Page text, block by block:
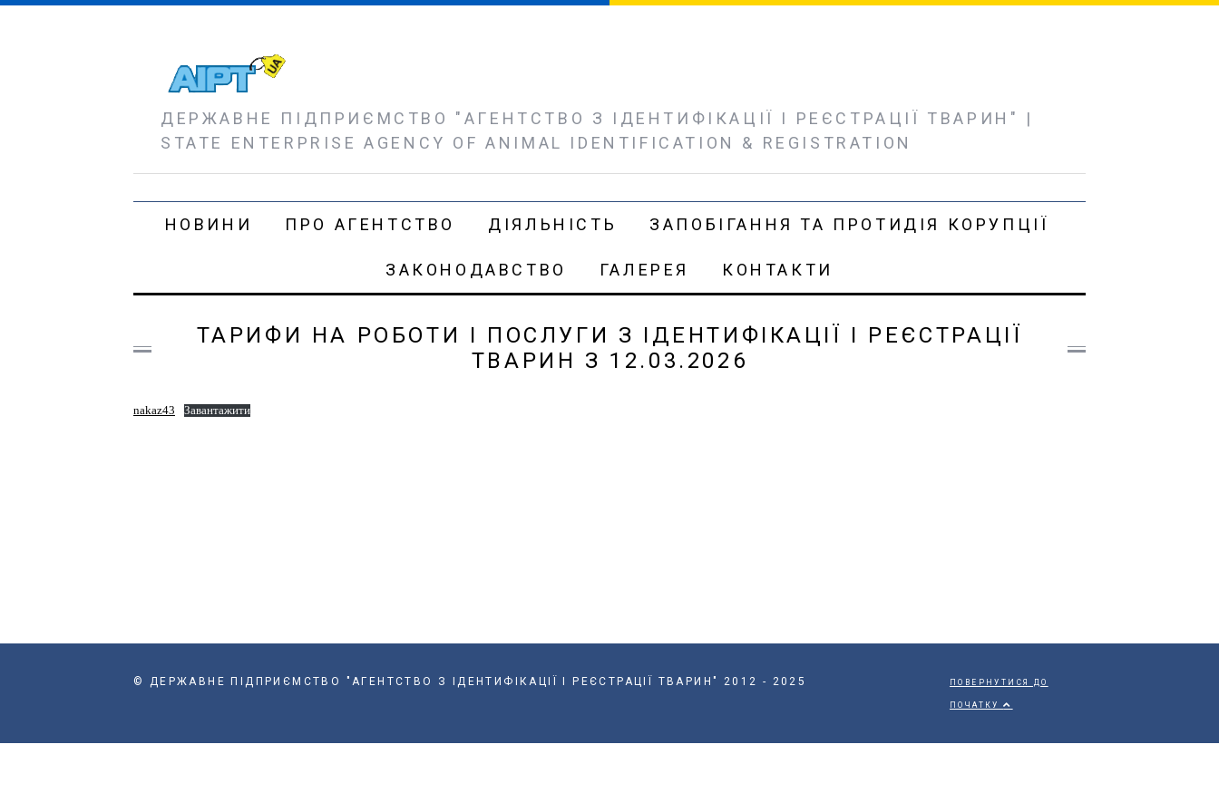
ДЕРЖАВНЕ ПІДПРИЄМСТВО "АГЕНТСТВО З ІДЕНТИФІКАЦІЇ І РЕЄСТРАЦІЇ ТВАРИН" |
STATE ENTERPRISE AGENCY OF ANIMAL IDENTIFICATION & REGISTRATION
НОВИНИ ПРО АГЕНТСТВО ДІЯЛЬНІСТЬ ЗАПОБІГАННЯ ТА ПРОТИДІЯ КОРУПЦІЇ
ЗАКОНОДАВСТВО ГАЛЕРЕЯ КОНТАКТИ
ТАРИФИ НА РОБОТИ І ПОСЛУГИ З ІДЕНТИФІКАЦІЇ І РЕЄСТРАЦІЇ
ТВАРИН З 12.03.2026
nakaz43 Завантажити
© ДЕРЖАВНЕ ПІДПРИЄМСТВО "АГЕНТСТВО З ІДЕНТИФІКАЦІЇ І РЕЄСТРАЦІЇ ТВАРИН" 2012 - 2025 ПОВЕРНУТИСЯ ДО
ПОЧАТКУ